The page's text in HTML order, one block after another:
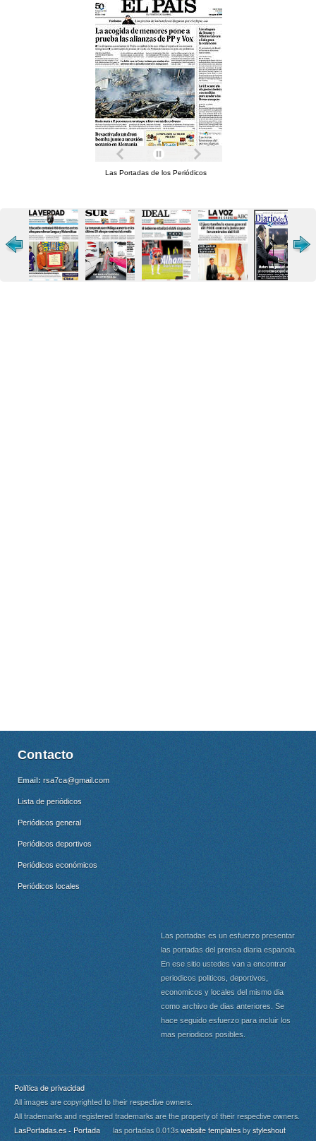
Las Portadas de los Periódicos
Contacto
Email: rsa7ca@gmail.com
Lista de periódicos
Periódicos general
Periódicos deportivos
Periódicos económicos
Periódicos locales
Las portadas es un esfuerzo presentar
las portadas del prensa diaria espanola.
En ese sitio ustedes van a encontrar
periodicos politicos, deportivos,
economicos y locales del mismo dia
como archivo de dias anteriores. Se
hace seguido esfuerzo para incluir los
mas periodicos posibles.
Política de privacidad
All images are copyrighted to their respective owners.
All trademarks and registered trademarks are the property of their respective owners.
LasPortadas.es - Portada las portadas 0.013s website templates by styleshout